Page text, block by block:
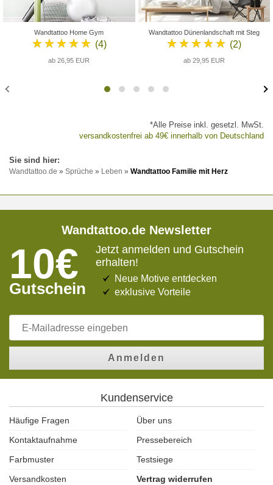
Wandtattoo Home Gym
★★★★★ (4)
ab 26,95 EUR
Wandtattoo Dünenlandschaft mit Steg
★★★★★ (2)
ab 29,95 EUR
*Alle Preise inkl. gesetzl. MwSt.
versandkostenfrei ab 49€ innerhalb von Deutschland
Wandtattoo.de » Sprüche » Leben » Wandtattoo Familie mit Herz
Wandtattoo.de Newsletter
10€
Gutschein
Jetzt anmelden und Gutschein
erhalten!
Neue Motive entdecken
exklusive Vorteile
Anmelden
Kundenservice
Häufige Fragen
Über uns
Kontaktaufnahme
Pressebereich
Farbmuster
Testsiege
Versandkosten
Vertrag widerrufen